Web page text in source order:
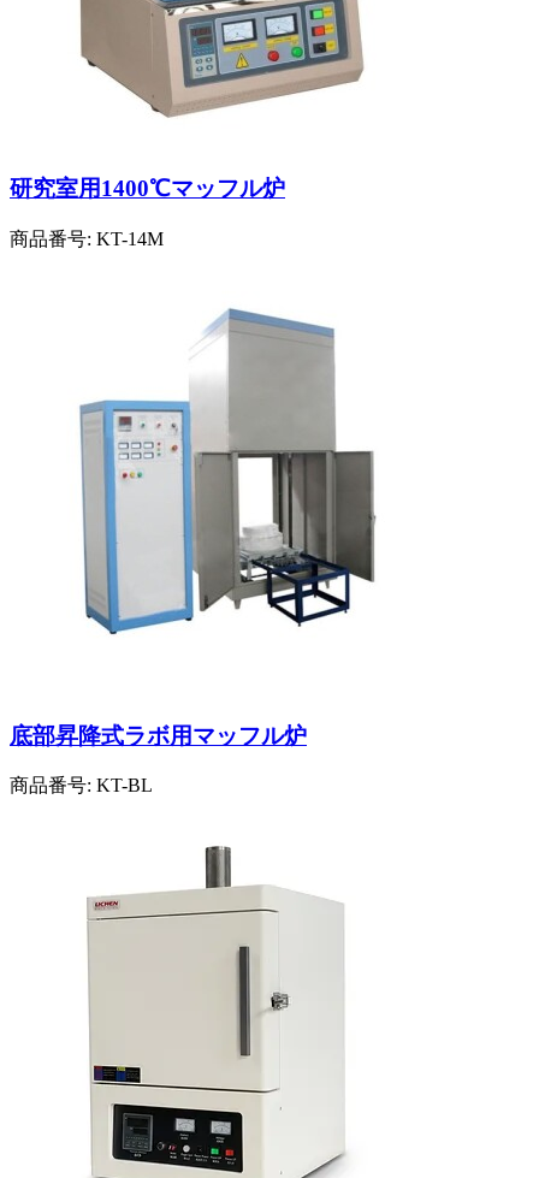
研究室用1400℃マッフル炉
商品番号: KT-14M
底部昇降式ラボ用マッフル炉
商品番号: KT-BL